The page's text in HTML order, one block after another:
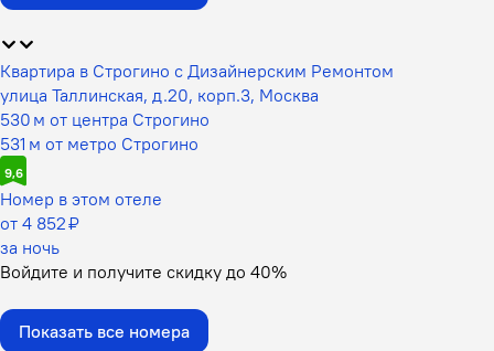
Квартира в Строгино с Дизайнерским Ремонтом
улица Таллинская, д.20, корп.3, Москва
530 м от центра Строгино
531 м от метро Строгино
9,6
Номер в этом отеле
от 4 852 ₽
за ночь
Войдите и получите скидку до 40%
Показать все номера